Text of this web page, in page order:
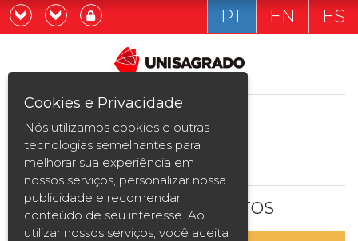
Graduação
Pós-graduação e MBA
Curta Duração
Vestibular
Já sou estudande
Quero ser estudante
PT EN ES
ESTUDE AQUI
BOLSAS E DESCONTOS
Cookies e Privacidade
Nós utilizamos cookies e outras
tecnologias semelhantes para
melhorar sua experiência em
nossos serviços, personalizar nossa
publicidade e recomendar
conteúdo de seu interesse. Ao
utilizar nossos serviços, você aceita